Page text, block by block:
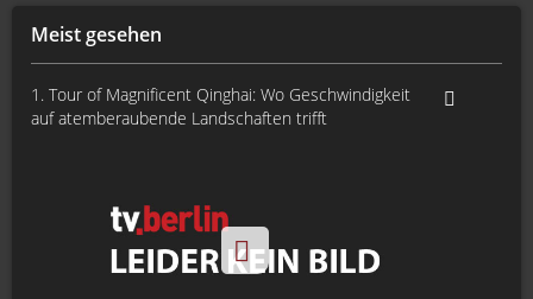
Meist gesehen
1. Tour of Magnificent Qinghai: Wo Geschwindigkeit
auf atemberaubende Landschaften trifft